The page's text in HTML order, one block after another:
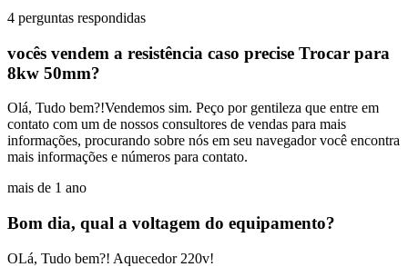
4 perguntas respondidas
vocês vendem a resistência caso precise Trocar para
8kw 50mm?
Olá, Tudo bem?!Vendemos sim. Peço por gentileza que entre em
contato com um de nossos consultores de vendas para mais
informações, procurando sobre nós em seu navegador você encontra
mais informações e números para contato.
mais de 1 ano
Bom dia, qual a voltagem do equipamento?
OLá, Tudo bem?! Aquecedor 220v!